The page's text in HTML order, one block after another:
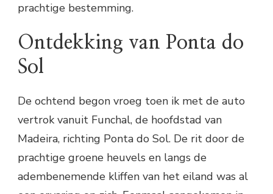
prachtige bestemming.
Ontdekking van Ponta do
Sol
De ochtend begon vroeg toen ik met de auto
vertrok vanuit Funchal, de hoofdstad van
Madeira, richting Ponta do Sol. De rit door de
prachtige groene heuvels en langs de
adembenemende kliffen van het eiland was al